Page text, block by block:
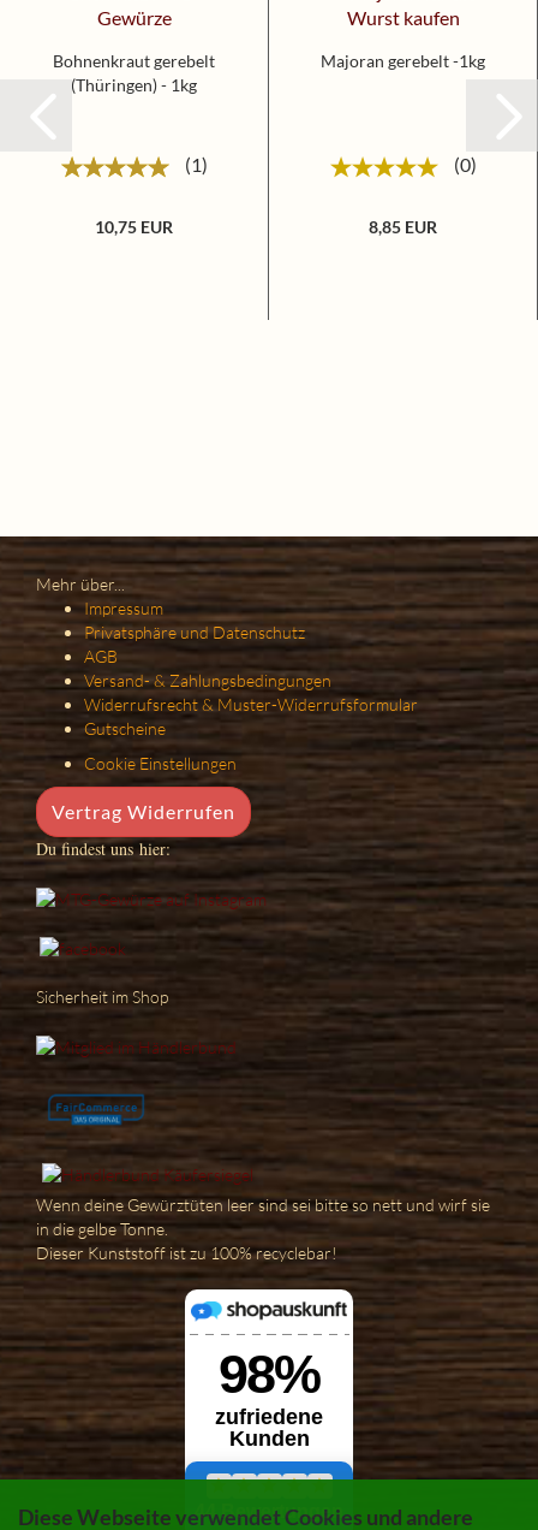
Diese Webseite verwendet Cookies und andere
Bohnenkraut gerebelt
(Thüringen) - 1kg
1
10,75 EUR
Majoran gerebelt -1kg
0
8,85 EUR
Mehr über...
Impressum
Privatsphäre und Datenschutz
AGB
Versand- & Zahlungsbedingungen
Widerrufsrecht & Muster-Widerrufsformular
Gutscheine
Cookie Einstellungen
Vertrag Widerrufen
Du findest uns hier:
Sicherheit im Shop
Wenn deine Gewürztüten leer sind sei bitte so nett und wirf sie
in die gelbe Tonne.
Dieser Kunststoff ist zu 100% recyclebar!